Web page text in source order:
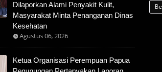
Dilaporkan Alami Penyakit Kulit,
Masyarakat Minta Penanganan Dinas
Kesehatan
Agustus 06, 2026
Ketua Organisasi Perempuan Papua